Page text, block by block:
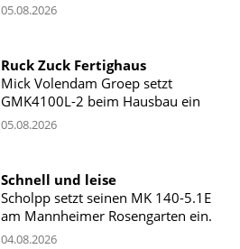
05.08.2026
Ruck Zuck Fertighaus
Mick Volendam Groep setzt
GMK4100L-2 beim Hausbau ein
05.08.2026
Schnell und leise
Scholpp setzt seinen MK 140-5.1E
am Mannheimer Rosengarten ein.
04.08.2026